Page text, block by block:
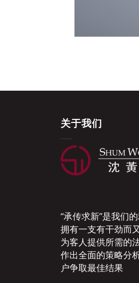
关于我们
“承传求新”是我们
拥有一支有干劲而
为客人提供所需的
作出全面的策略分
户争取最佳结果